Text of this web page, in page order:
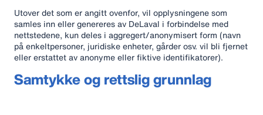
Utover det som er angitt ovenfor, vil opplysningene som
samles inn eller genereres av DeLaval i forbindelse med
nettstedene, kun deles i aggregert/anonymisert form (navn
på enkeltpersoner, juridiske enheter, gårder osv. vil bli fjernet
eller erstattet av anonyme eller fiktive identifikatorer).
Samtykke og rettslig grunnlag